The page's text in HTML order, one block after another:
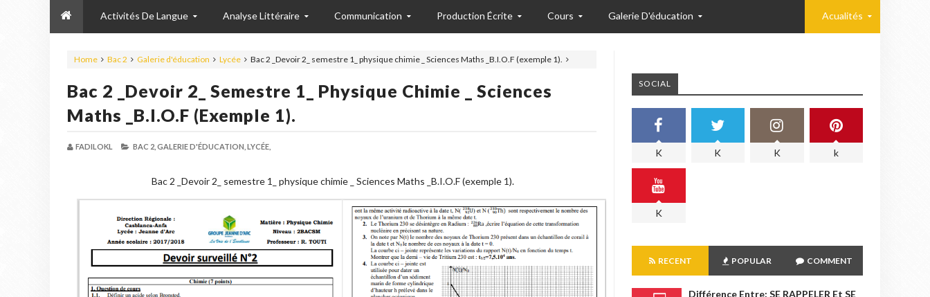
Activités De Langue Analyse Littéraire Communication Production Écrite Cours Galerie D'éducation Acualités
Home Bac 2 Galerie d'éducation Lycée Bac 2 _Devoir 2_ semestre 1_ physique chimie _ Sciences Maths _B.I.O.F (exemple 1).
Bac 2 _Devoir 2_ Semestre 1_ Physique Chimie _ Sciences
Maths _B.I.O.F (exemple 1).
FADILOKL BAC 2, GALERIE D'ÉDUCATION, LYCÉE,
Bac 2 _Devoir 2_ semestre 1_ physique chimie _ Sciences Maths _B.I.O.F (exemple 1).
SOCIAL
K K K k
K
RECENT POPULAR COMMENT
Différence Entre: SE RAPPELER Et SE